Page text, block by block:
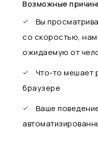
Возможные
Вы
со скоростью,
ожидаемую от
Что-то мешает
браузере
Ваше